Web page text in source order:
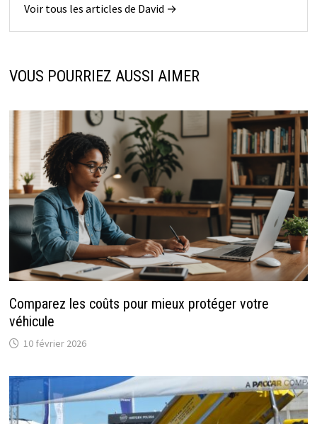
Voir tous les articles de David →
VOUS POURRIEZ AUSSI AIMER
Comparez les coûts pour mieux protéger votre
véhicule
10 février 2026